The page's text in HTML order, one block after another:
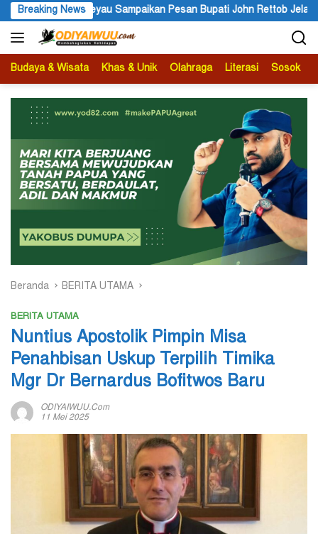
Langsung
ke
konten
Breaking News
Pesan Bupati John Rettob Jelang Peringatan HUT ke-81
Budaya & Wisata Khas & Unik Olahraga Literasi Sosok
Beranda BERITA UTAMA
BERITA UTAMA
Nuntius Apostolik Pimpin Misa
Penahbisan Uskup Terpilih Timika
Mgr Dr Bernardus Bofitwos Baru
ODIYAIWUU.com
11 Mei 2025